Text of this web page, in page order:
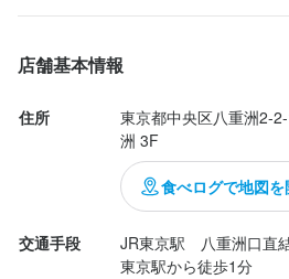
シイタケ、パプリカなどの野菜をアメ
ースが美味しくパンで綺麗に食べてし
そしてメインはこちらのスペシャリテ
大迫力の厚切り！これを一度見せてく
す。
肉々しくも味わい深い豚肉は満足度
店舗基本情報
住所
東京都中央区八重洲2-
洲 3F
食べログで地図を
交通手段
JR東京駅　八重洲口直
東京駅から徒歩1分